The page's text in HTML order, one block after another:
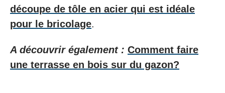
découpe de tôle en acier qui est idéale
pour le bricolage.
A découvrir également : Comment faire
une terrasse en bois sur du gazon?